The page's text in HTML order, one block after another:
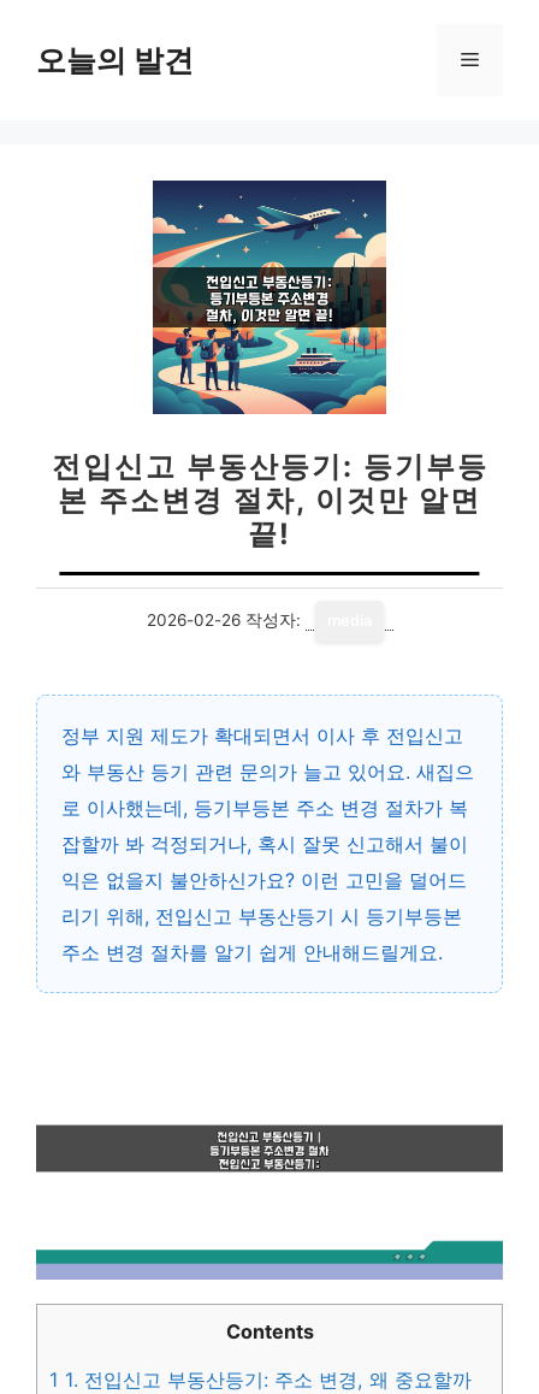
오늘의 발견 메
전입신고 부동산등기: 등기부등
본 주소변경 절차, 이것만 알면
끝!
2026-02-26 작성자:
정부 지원 제도가 확대되면서 이사 후 전입신고
와 부동산 등기 관련 문의가 늘고 있어요. 새집으
로 이사했는데, 등기부등본 주소 변경 절차가 복
잡할까 봐 걱정되거나, 혹시 잘못 신고해서 불이
익은 없을지 불안하신가요? 이런 고민을 덜어드
리기 위해, 전입신고 부동산등기 시 등기부등본
주소 변경 절차를 알기 쉽게 안내해드릴게요.
Contents
1 1. 전입신고 부동산등기: 주소 변경, 왜 중요할까